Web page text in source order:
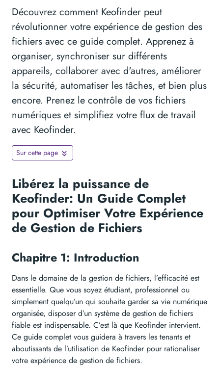
Découvrez comment Keofinder peut
révolutionner votre expérience de gestion des
fichiers avec ce guide complet. Apprenez à
organiser, synchroniser sur différents
appareils, collaborer avec d'autres, améliorer
la sécurité, automatiser les tâches, et bien plus
encore. Prenez le contrôle de vos fichiers
numériques et simplifiez votre flux de travail
avec Keofinder.
Sur cette page
Libérez la puissance de
Keofinder: Un Guide Complet
pour Optimiser Votre Expérience
de Gestion de Fichiers
Chapitre 1: Introduction
Dans le domaine de la gestion de fichiers, l’efficacité est
essentielle. Que vous soyez étudiant, professionnel ou
simplement quelqu’un qui souhaite garder sa vie numérique
organisée, disposer d’un système de gestion de fichiers
fiable est indispensable. C’est là que Keofinder intervient.
Ce guide complet vous guidera à travers les tenants et
aboutissants de l’utilisation de Keofinder pour rationaliser
votre expérience de gestion de fichiers.